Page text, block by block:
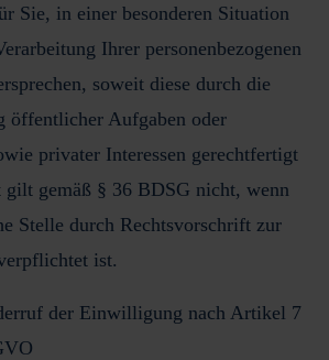
Sie, in einer besonderen Situation
Ihrer personenbezogenen
soweit diese durch die
öffentlicher Aufgaben oder
privater Interessen gerechtfertigt
gilt gemäß § 36 BDSG nicht, wenn
Stelle durch Rechtsvorschrift zur
ist.
der Einwilligung nach Artikel 7